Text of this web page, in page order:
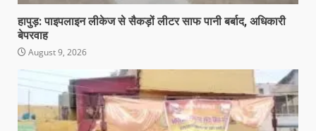
हापुड़: पाइपलाइन लीकेज से सैकड़ों लीटर साफ पानी बर्बाद, अधिकारी
बेपरवाह
August 9, 2026